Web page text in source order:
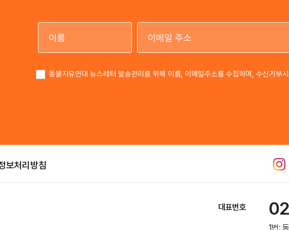
동물자유연대 뉴스레터 발송관리를 위해 이름, 이메일주소를 수집하며, 수신거부
보처리방침
대표번호
1번: